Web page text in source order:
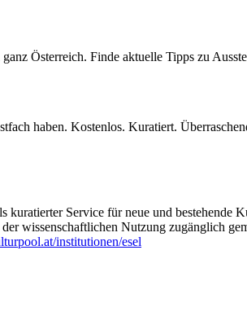
Österreich. Finde aktuelle Tipps zu
haben. Kostenlos. Kuratiert.
Service für neue und bestehende
wissenschaftlichen Nutzung zugänglich
institutionen/esel